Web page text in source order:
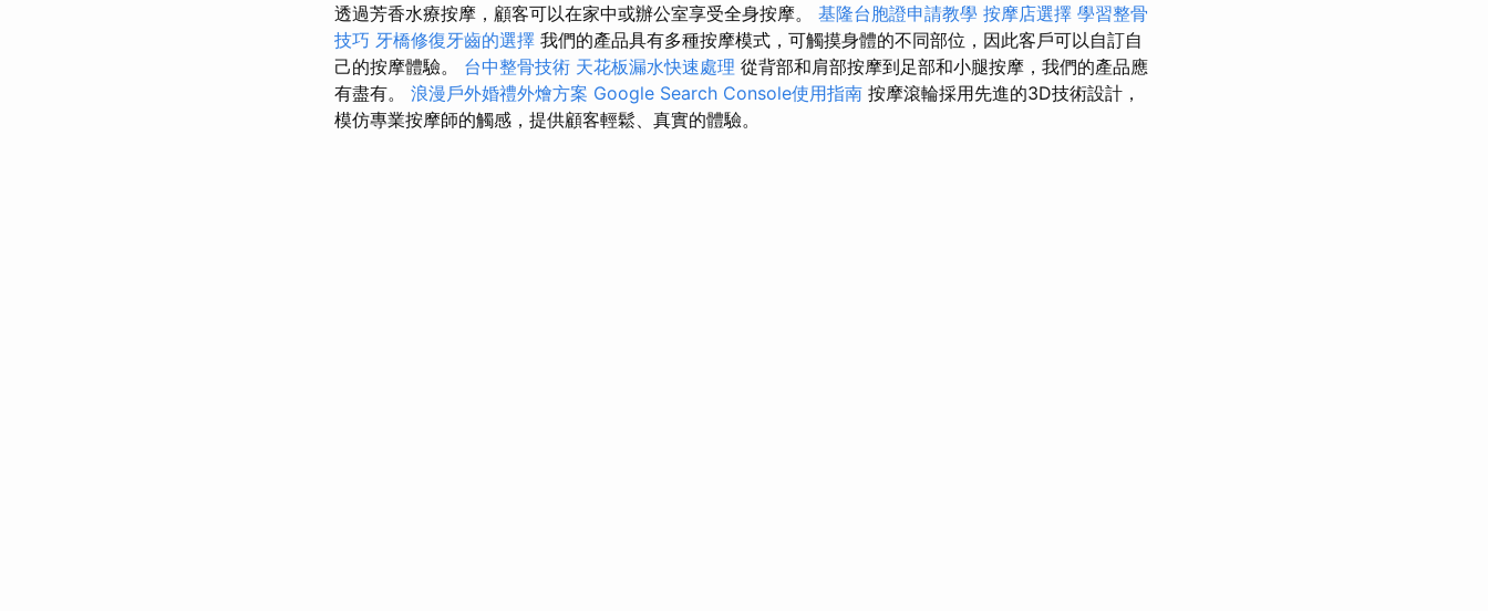
透過芳香水療按摩，顧客可以在家中或辦公室享受全身按摩。 基隆台胞證申請教學 按摩店選擇 學習整骨
技巧 牙橋修復牙齒的選擇 我們的產品具有多種按摩模式，可觸摸身體的不同部位，因此客戶可以自訂自
己的按摩體驗。 台中整骨技術 天花板漏水快速處理 從背部和肩部按摩到足部和小腿按摩，我們的產品應
有盡有。 浪漫戶外婚禮外燴方案 Google Search Console使用指南 按摩滾輪採用先進的3D技術設計，
模仿專業按摩師的觸感，提供顧客輕鬆、真實的體驗。